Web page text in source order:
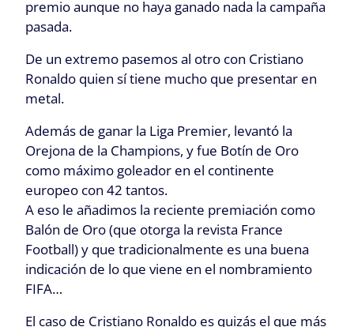
premio aunque no haya ganado nada la campaña
pasada.
De un extremo pasemos al otro con Cristiano
Ronaldo quien sí tiene mucho que presentar en
metal.
Además de ganar la Liga Premier, levantó la
Orejona de la Champions, y fue Botín de Oro
como máximo goleador en el continente
europeo con 42 tantos.
A eso le añadimos la reciente premiación como
Balón de Oro (que otorga la revista France
Football) y que tradicionalmente es una buena
indicación de lo que viene en el nombramiento
FIFA…
El caso de Cristiano Ronaldo es quizás el que más